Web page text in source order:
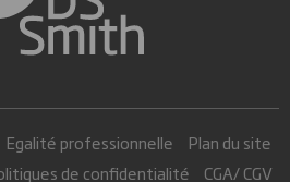
Egalité professionnelle
Plan du site
de confidentialité CGA/ CGV